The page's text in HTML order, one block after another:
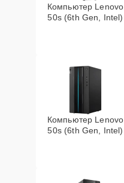
Компьютер Lenovo
50s (6th Gen, Intel)
Компьютер Lenovo
50s (6th Gen, Intel)